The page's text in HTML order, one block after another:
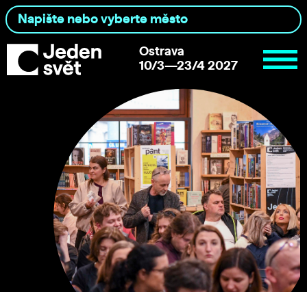
Ostrava
10/3—23/4 2027